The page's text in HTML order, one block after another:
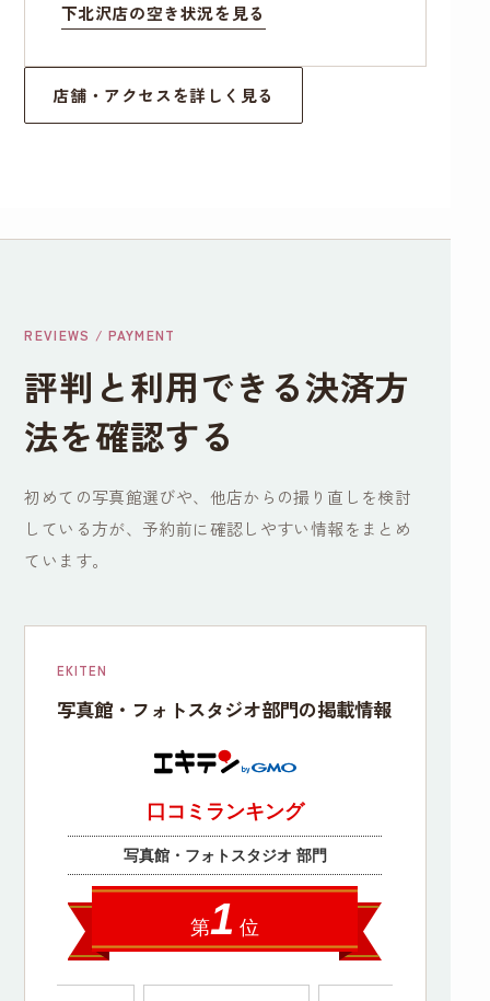
下北沢店の空き状況を見る
店舗・アクセスを詳しく見る
REVIEWS / PAYMENT
評判と利用できる決済方
法を確認する
初めての写真館選びや、他店からの撮り直しを検討
している方が、予約前に確認しやすい情報をまとめ
ています。
EKITEN
写真館・フォトスタジオ部門の掲載情報